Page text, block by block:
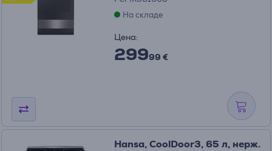
На складе
Цена:
29999 €
Hansa, CoolDoor3, 65 л, нерж.